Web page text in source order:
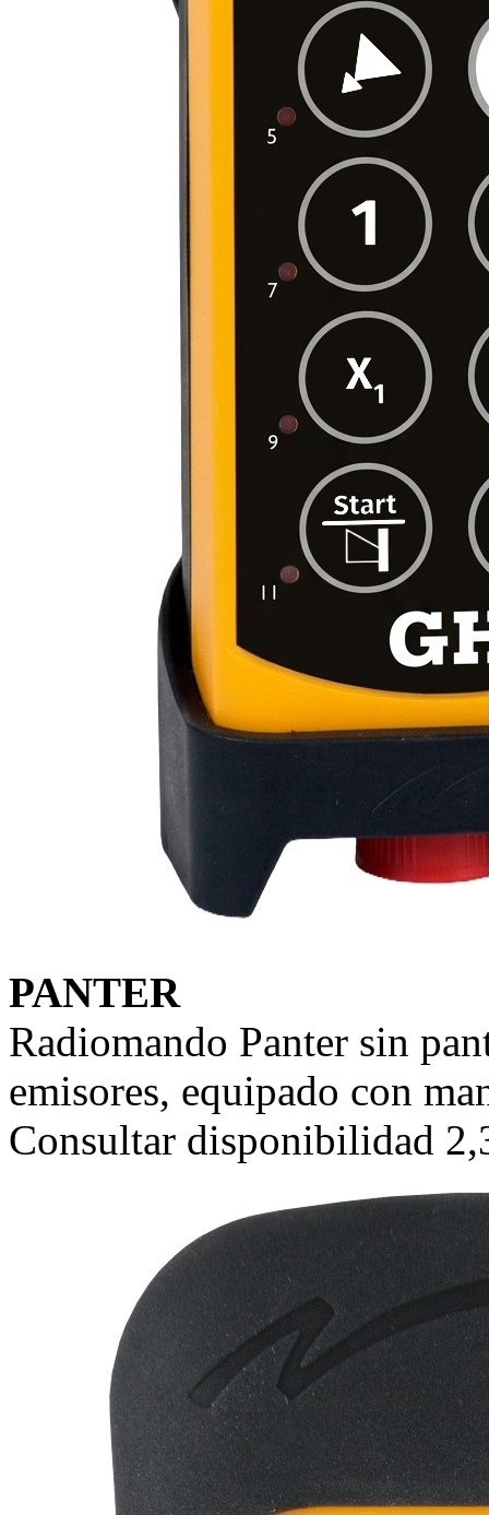
PANTER
Radiomando Panter sin
emisores, equipado con
Consultar disponibilidad